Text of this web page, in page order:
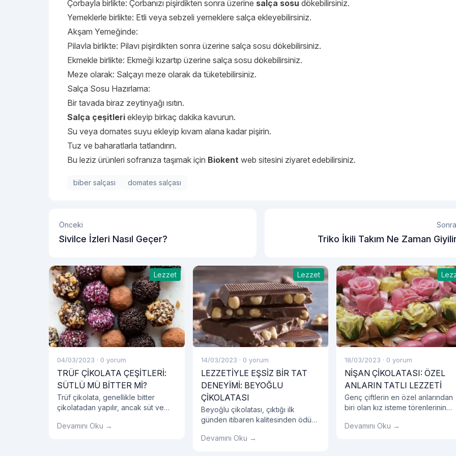
Çorbayla birlikte: Çorbanızı pişirdikten sonra üzerine salça sosu dökebilirsiniz.
Yemeklerle birlikte: Etli veya sebzeli yemeklere salça ekleyebilirsiniz.
Akşam Yemeğinde:
Pilavla birlikte: Pilavı pişirdikten sonra üzerine salça sosu dökebilirsiniz.
Ekmekle birlikte: Ekmeği kızartıp üzerine salça sosu dökebilirsiniz.
Meze olarak: Salçayı meze olarak da tüketebilirsiniz.
Salça Sosu Hazırlama:
Bir tavada biraz zeytinyağı ısıtın.
Salça çeşitleri ekleyip birkaç dakika kavurun.
Su veya domates suyu ekleyip kıvam alana kadar pişirin.
Tuz ve baharatlarla tatlandırın.
Bu leziz ürünleri sofranıza taşımak için Biokent web sitesini ziyaret edebilirsiniz.
biber salçası domates salçası
Önceki
Sivilce İzleri Nasıl Geçer? Triko İkili Takım Ne Zaman
Lezzet
04/03/2023 · 0 yorum
TRÜF ÇİKOLATA ÇEŞİTLERİ:
SÜTLÜ MÜ BİTTER Mİ?
Trüf çikolata, genellikle bitter
çikolatadan yapılır, ancak süt ve
yapılabilir. Farklı çikolata çeşitleri,
Devamını Oku →
Lezzet
14/03/2023 · 0 yorum
LEZZETİYLE EŞSİZ BİR TAT
DENEYİMİ: BEYOĞLU
ÇİKOLATASI
Beyoğlu çikolatası, çıktığı ilk
günden itibaren kalitesinden ödün
sürdürüyor.
Devamını Oku →
18/03/2023 · 0 yorum
NİŞAN ÇİKOLATASI: ÖZEL
ANLARIN TATLI LEZZETİ
Genç çiftlerin en özel anlarından
biri olan kız isteme törenlerinin
kız isteme çikolatası olarak kabul
Devamını Oku →